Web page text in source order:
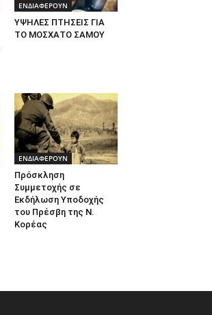
ΕΝΔΙΑΦΕΡΟΥΝ
ΥΨΗΛΕΣ ΠΤΗΣΕΙΣ ΓΙΑ
ΤΟ ΜΟΣΧΑΤΟ ΣΑΜΟΥ
ΕΝΔΙΑΦΕΡΟΥΝ
Πρόσκληση
Συμμετοχής σε
Εκδήλωση Υποδοχής
του Πρέσβη της Ν.
Κορέας